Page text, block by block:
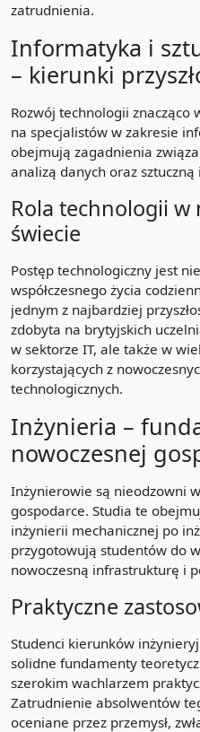
zatrudnienia.
Informatyka i
– kierunki
Rozwój technologii znacząco
na specjalistów w zakresie
obejmują zagadnienia
analizą danych oraz
Rola technologii w
świecie
Postęp technologiczny jest
współczesnego życia
jednym z najbardziej
zdobyta na brytyjskich
w sektorze IT, ale także w
korzystających z
technologicznych.
Inżynieria –
nowoczesnej
Inżynierowie są nieodzowni
gospodarce. Studia te
inżynierii mechanicznej po
przygotowują studentów do
nowoczesną infrastrukturę i
Praktyczne
Studenci kierunków
solidne fundamenty
szerokim wachlarzem
Zatrudnienie absolwentów
oceniane przez przemysł,